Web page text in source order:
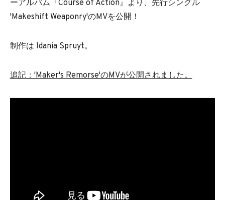
ーアルバム『Course of Action』より、先行シングル
'Makeshift Weaponry'のMVを公開！
制作は Idania Spruyt。
追記：'Maker's Remorse'のMVが公開されました。